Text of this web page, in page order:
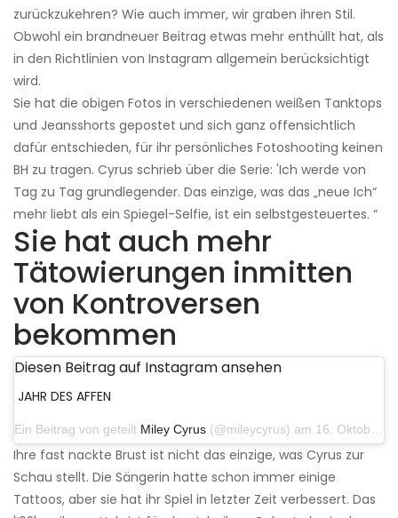
zurückzukehren? Wie auch immer, wir graben ihren Stil.
Obwohl ein brandneuer Beitrag etwas mehr enthüllt hat, als
in den Richtlinien von Instagram allgemein berücksichtigt
wird.
Sie hat die obigen Fotos in verschiedenen weißen Tanktops
und Jeansshorts gepostet und sich ganz offensichtlich
dafür entschieden, für ihr persönliches Fotoshooting keinen
BH zu tragen. Cyrus schrieb über die Serie: 'Ich werde von
Tag zu Tag grundlegender. Das einzige, was das „neue Ich“
mehr liebt als ein Spiegel-Selfie, ist ein selbstgesteuertes. “
Sie hat auch mehr
Tätowierungen inmitten
von Kontroversen
bekommen
Diesen Beitrag auf Instagram ansehen
JAHR DES AFFEN
Ein Beitrag von geteilt Miley Cyrus (@mileycyrus) am 16. Oktober 2019 um 19:04 Uhr PDT
Ihre fast nackte Brust ist nicht das einzige, was Cyrus zur
Schau stellt. Die Sängerin hatte schon immer einige
Tattoos, aber sie hat ihr Spiel in letzter Zeit verbessert. Das